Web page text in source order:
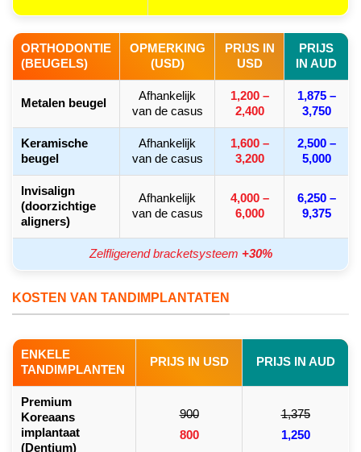
ORTHODONTIE
(BEUGELS)
OPMERKING
(USD)
PRIJS IN
USD
PRIJS
IN AUD
Metalen beugel
Afhankelijk
van de casus
1,200 –
2,400
1,875 –
3,750
Keramische
beugel
Afhankelijk
van de casus
1,600 –
3,200
2,500 –
5,000
Invisalign
(doorzichtige
aligners)
Afhankelijk
van de casus
4,000 –
6,000
6,250 –
9,375
Zelfligerend bracketsysteem +30%
KOSTEN VAN TANDIMPLANTATEN
ENKELE
TANDIMPLANTEN
PRIJS IN USD PRIJS IN AUD
Premium
Koreaans
implantaat
(Dentium)
900
800
1,375
1,250